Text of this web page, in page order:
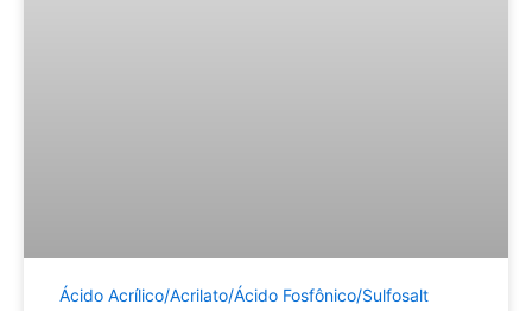
Ácido Acrílico/Acrilato/Ácido Fosfônico/Sulfosalt